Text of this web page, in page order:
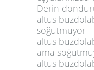
Derin
altus
soğutmuyor
altus
ama
altus